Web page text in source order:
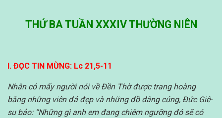
THỨ BA TUẦN XXXIV THƯỜNG NIÊN
I. ĐỌC TIN MỪNG: Lc 21,5-11
Nhân có mấy người nói về Đền Thờ được trang hoàng
bằng những viên đá đẹp và những đồ dâng cúng, Đức Giê-
su bảo: “Những gì anh em đang chiêm ngưỡng đó sẽ có